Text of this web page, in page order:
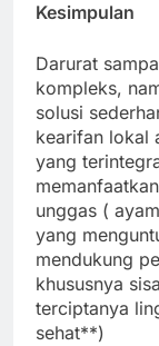
Kesimpulan
Darurat
kompleks,
solusi
kearifan lokal
yang
unggas (
yang
mendukung
khususnya
terciptanya
sehat**)